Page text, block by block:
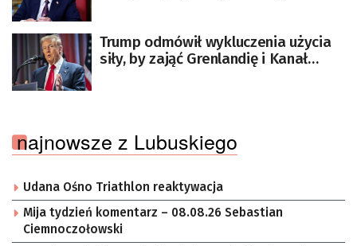
Trump odmówił wykluczenia użycia
siły, by zająć Grenlandię i Kanał
najnowsze z Lubuskiego
Udana Ośno Triathlon reaktywacja
Mija tydzień komentarz – 08.08.26 Sebastian
Ciemnoczołowski